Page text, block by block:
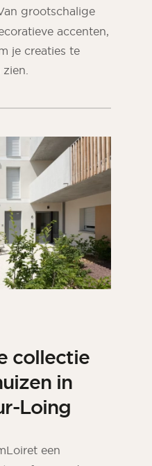
grootschalige
accenten,
je creaties te
collectie
in
Loing
een